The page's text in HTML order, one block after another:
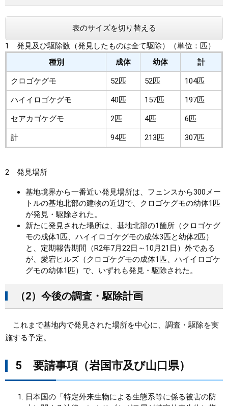
表のサイズを切り替える
1 発見及び駆除数（発見したものは全て駆除）（単位：匹）
種別
成体 幼体 計
クロゴケグモ 52匹 52匹 104匹
ハイイロゴケグモ 40匹 157匹 197匹
セアカゴケグモ 2匹 4匹 6匹
計 94匹 213匹 307匹
2 発見場所
基地境界から一番近い発見場所は、フェンスから300メー
トルの基地北部の建物の近辺で、クロゴケグモの幼体1匹
が発見・駆除された。
新たに発見された場所は、基地北部の1箇所（クロゴケグ
モの成体1匹、ハイイロゴケグモの成体3匹と幼体2匹）
と、定期報告期間（R2年7月22日～10月21日）外である
が、愛宕ヒルズ（クロゴケグモの成体1匹、ハイイロゴケ
グモの幼体1匹）で、いずれも発見・駆除された。
（2）今後の調査・駆除計画
これまで基地内で発見された場所を中心に、調査・駆除を実
施する予定。
5 要請事項（岩国市及び山口県）
日本国の「特定外来生物による生態系等に係る被害の防